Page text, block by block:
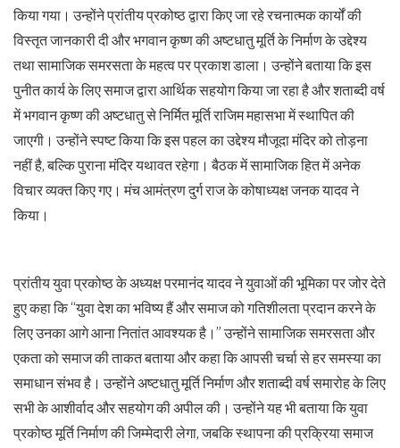
किया गया। उन्होंने प्रांतीय प्रकोष्ठ द्वारा किए जा रहे रचनात्मक कार्यों की
विस्तृत जानकारी दी और भगवान कृष्ण की अष्टधातु मूर्ति के निर्माण के उद्देश्य
तथा सामाजिक समरसता के महत्व पर प्रकाश डाला। उन्होंने बताया कि इस
पुनीत कार्य के लिए समाज द्वारा आर्थिक सहयोग किया जा रहा है और शताब्दी वर्ष
में भगवान कृष्ण की अष्टधातु से निर्मित मूर्ति राजिम महासभा में स्थापित की
जाएगी। उन्होंने स्पष्ट किया कि इस पहल का उद्देश्य मौजूदा मंदिर को तोड़ना
नहीं है, बल्कि पुराना मंदिर यथावत रहेगा। बैठक में सामाजिक हित में अनेक
विचार व्यक्त किए गए। मंच आमंत्रण दुर्ग राज के कोषाध्यक्ष जनक यादव ने
किया।
प्रांतीय युवा प्रकोष्ठ के अध्यक्ष परमानंद यादव ने युवाओं की भूमिका पर जोर देते
हुए कहा कि “युवा देश का भविष्य हैं और समाज को गतिशीलता प्रदान करने के
लिए उनका आगे आना नितांत आवश्यक है।” उन्होंने सामाजिक समरसता और
एकता को समाज की ताकत बताया और कहा कि आपसी चर्चा से हर समस्या का
समाधान संभव है। उन्होंने अष्टधातु मूर्ति निर्माण और शताब्दी वर्ष समारोह के लिए
सभी के आशीर्वाद और सहयोग की अपील की। उन्होंने यह भी बताया कि युवा
प्रकोष्ठ मूर्ति निर्माण की जिम्मेदारी लेगा, जबकि स्थापना की प्रक्रिया समाज